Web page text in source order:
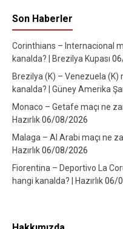
Son Haberler
Corinthians – Internacional
kanalda? | Brezilya Kupası
Brezilya (K) – Venezuela (K)
kanalda? | Güney Amerika
Monaco – Getafe maçı ne
Hazırlık06/08/2026
Malaga – Al Arabi maçı ne
Hazırlık06/08/2026
Fiorentina – Deportivo La
hangi kanalda? | Hazırlık06/